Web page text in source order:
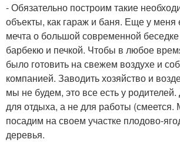
- Обязательно построим такие
объекты, как гараж и баня. Еще у меня
мечта о большой современной
барбекю и печкой. Чтобы в любое
было готовить на свежем воздухе и
компанией. Заводить хозяйство и
мы не будем, это все есть у
для отдыха, а не для работы (смеется.
посадим на своем участке плодово-
деревья.